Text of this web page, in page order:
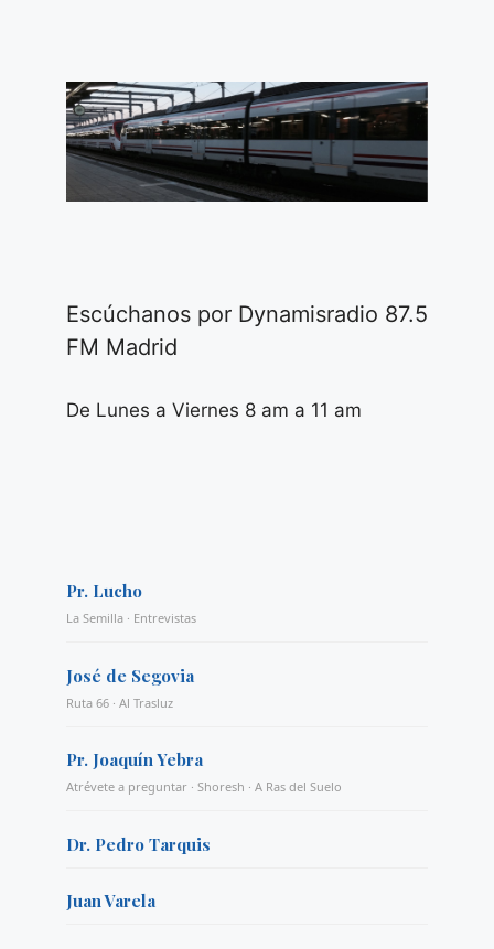
Escúchanos por Dynamisradio 87.5
FM Madrid
De Lunes a Viernes 8 am a 11 am
Pr. Lucho
La Semilla · Entrevistas
José de Segovia
Ruta 66 · Al Trasluz
Pr. Joaquín Yebra
Atrévete a preguntar · Shoresh · A Ras del Suelo
Dr. Pedro Tarquis
Juan Varela